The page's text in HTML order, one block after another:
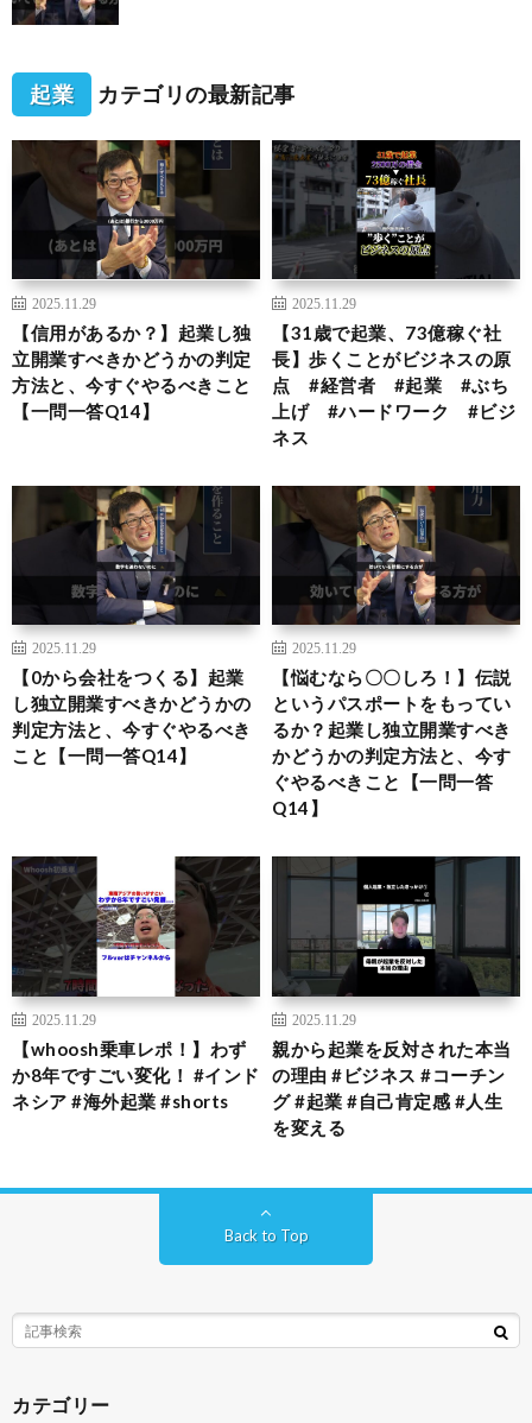
起業 カテゴリの最新記事
2025.11.29
【信用があるか？】起業し独
立開業すべきかどうかの判定
方法と、今すぐやるべきこと
【一問一答Q14】
2025.11.29
【31歳で起業、73億稼ぐ社
長】歩くことがビジネスの原
点 #経営者 #起業 #ぶち
上げ #ハードワーク #ビジ
ネス
2025.11.29
【0から会社をつくる】起業
し独立開業すべきかどうかの
判定方法と、今すぐやるべき
こと【一問一答Q14】
2025.11.29
【悩むなら〇〇しろ！】伝説
というパスポートをもってい
るか？起業し独立開業すべき
かどうかの判定方法と、今す
ぐやるべきこと【一問一答
Q14】
2025.11.29
【whoosh乗車レポ！】わず
か8年ですごい変化！ #インド
ネシア #海外起業 #shorts
2025.11.29
親から起業を反対された本当
の理由 #ビジネス #コーチン
グ #起業 #自己肯定感 #人生
を変える
Back to Top
カテゴリー